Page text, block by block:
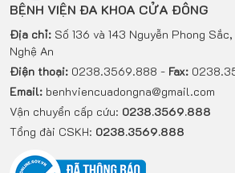
BỆNH VIỆN ĐA KHOA CỬA ĐÔNG
Địa chỉ: Số 136 và 143 Nguyễn Phong
Nghệ An
Điện thoại: 0238.3569.888 - Fax:
Email: benhviencuadongna@gmail.com
Vận chuyển cấp cứu: 0238.3569.888
Tổng đài CSKH: 0238.3569.888